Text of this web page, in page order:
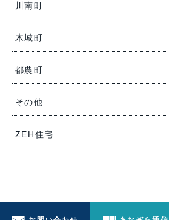
川南町
木城町
都農町
その他
ZEH住宅